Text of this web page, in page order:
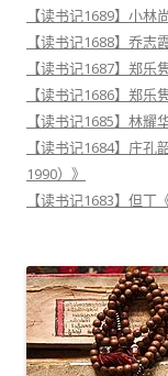
【读书记1689】小林
【读书记1688】乔志
【读书记1687】郑乐
【读书记1686】郑乐
【读书记1685】林耀
【读书记1684】庄
1990）》
【读书记1683】但丁